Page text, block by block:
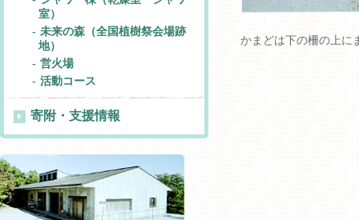
かまどは下の柵の上に
室）
未来の森（全国植樹祭会場跡
地）
営火場
活動コース
寄附・支援情報